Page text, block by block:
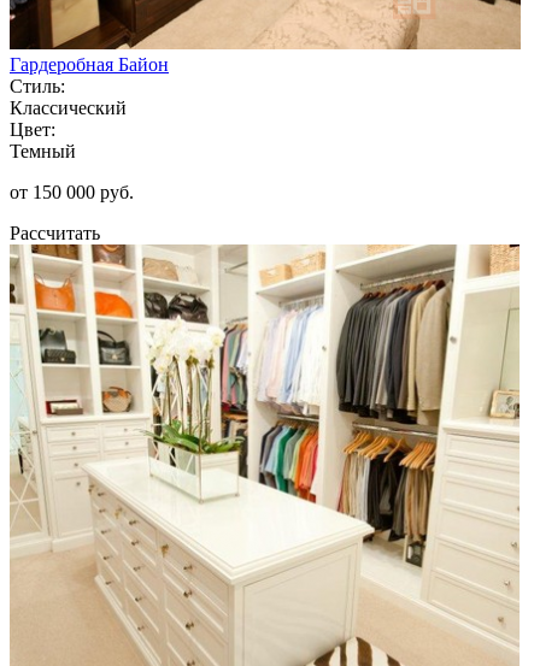
Гардеробная Байон
Стиль:
Классический
Цвет:
Темный
от 150 000 руб.
Рассчитать